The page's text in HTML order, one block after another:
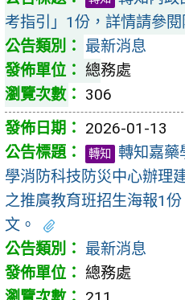
考指引」1份，詳情請參閱
最新消息
總務處
306
2026-01-13
轉知
轉知嘉藥
學消防科技防災中心辦理
之推廣教育班招生海報1
文。
最新消息
總務處